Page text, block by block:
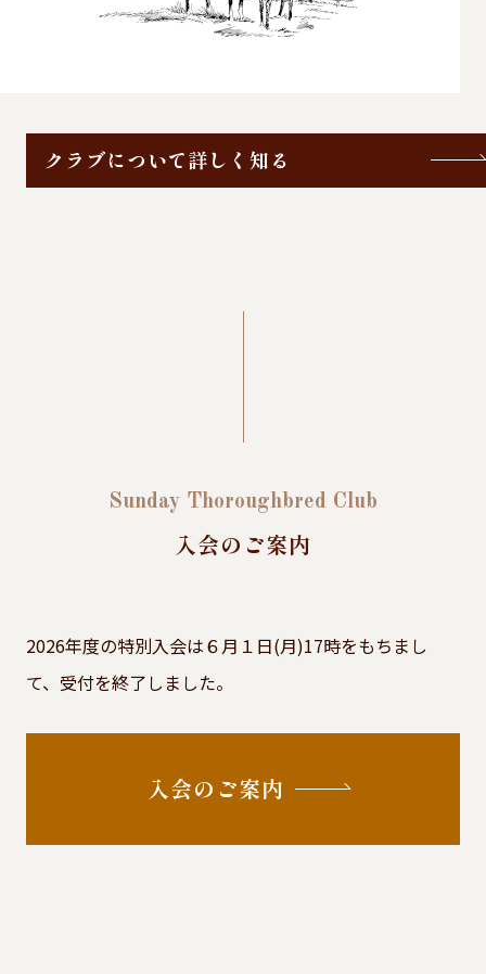
クラブについて詳しく知る
Sunday Thoroughbred Club
入会のご案内
2026年度の特別入会は６月１日(月)17時をもちまし
て、受付を終了しました。
入会のご案内